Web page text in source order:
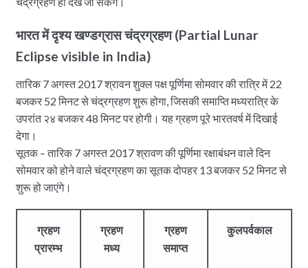
भारत में दृश्य खण्डग्रास चंद्रग्रहण (Partial Lunar
Eclipse visible in India)
तारिक 7 अगस्त 2017 श्रावन शुक्ल पक्ष पूर्णिमा सोमवार की रात्रि में 22
बजकर 52 मिनट से चंद्रग्रहण शुरू होगा, जिसकी समाप्ति मध्यरात्रि के
उपरांत २४ बजकर 48 मिनट पर होगी। यह ग्रहण पूरे भारतवर्ष में दिखाई
देगा।
सूतक – तारिक 7 अगस्त 2017 श्रावण की पूर्णिमा रक्षाबंधन वाले दिन
सोमवार को होने वाले चंद्रग्रहण का सूतक दोपहर 13 बजकर 52 मिनट से
शुरू हो जाएंगे।
ग्रहण
प्रारम्भ
ग्रहण
मध्य
ग्रहण
समाप्त
कुलपर्वकाल